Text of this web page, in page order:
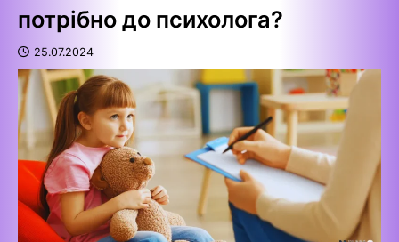
потрібно до психолога?
25.07.2024